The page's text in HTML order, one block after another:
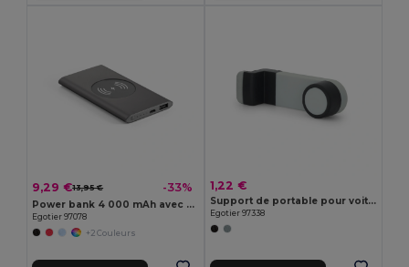
9,29 €13,95 € -33%
Power bank 4 000 mAh avec chargeur sans fil 5W en aluminium recyclé (100 % rAL)
Egotier 97078
+2 Couleurs
1,22 €
Support de portable pour voiture
Egotier 97338